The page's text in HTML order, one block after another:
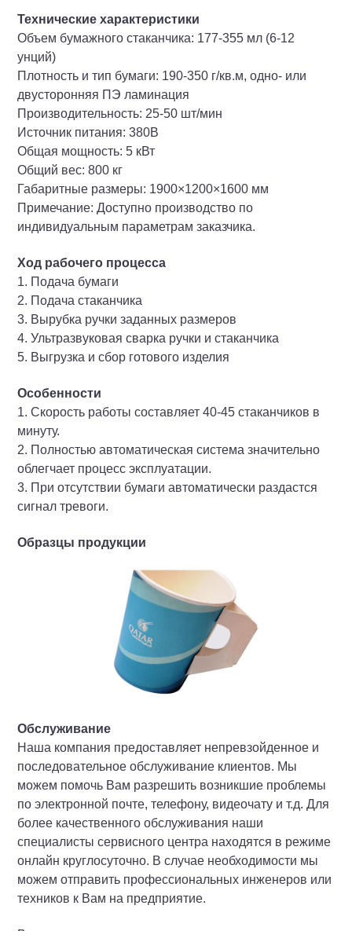
Технические характеристики
Объем бумажного стаканчика: 177-355 мл (6-12
унций)
Плотность и тип бумаги: 190-350 г/кв.м, одно- или
двусторонняя ПЭ ламинация
Производительность: 25-50 шт/мин
Источник питания: 380В
Общая мощность: 5 кВт
Общий вес: 800 кг
Габаритные размеры: 1900×1200×1600 мм
Примечание: Доступно производство по
индивидуальным параметрам заказчика.
Ход рабочего процесса
1. Подача бумаги
2. Подача стаканчика
3. Вырубка ручки заданных размеров
4. Ультразвуковая сварка ручки и стаканчика
5. Выгрузка и сбор готового изделия
Особенности
1. Скорость работы составляет 40-45 стаканчиков в
минуту.
2. Полностью автоматическая система значительно
облегчает процесс эксплуатации.
3. При отсутствии бумаги автоматически раздастся
сигнал тревоги.
Образцы продукции
Обслуживание
Наша компания предоставляет непревзойденное и
последовательное обслуживание клиентов. Мы
можем помочь Вам разрешить возникшие проблемы
по электронной почте, телефону, видеочату и т.д. Для
более качественного обслуживания наши
специалисты сервисного центра находятся в режиме
онлайн круглосуточно. В случае необходимости мы
можем отправить профессиональных инженеров или
техников к Вам на предприятие.